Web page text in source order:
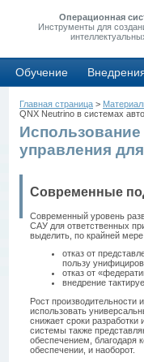
Операционная
Инструменты для
Обучение
Главная страница >
QNX Neutrino в системах
Использование
управления
Современные
Современный уровень
САУ для ответственных
выделить, по крайней
отказ от
пользу
отказ от
внедрение
Рост
использовать
снижает сроки
системы также
обеспечением, благодаря
обеспечении, и наоборот.